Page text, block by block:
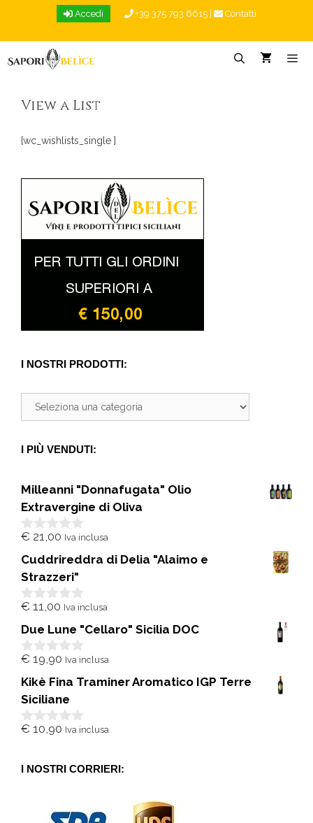
Accedi +39 375 793 6615 Contatti
View a List
[wc_wishlists_single ]
I NOSTRI PRODOTTI:
I PIÙ VENDUTI:
Milleanni "Donnafugata" Olio
Extravergine di Oliva
0
u
5
€ 21,00 Iva inclusa
Cuddrireddra di Delia "Alaimo e
Strazzeri"
0
u
5
€ 11,00 Iva inclusa
Due Lune "Cellaro" Sicilia DOC
0
u
5
€ 19,90 Iva inclusa
Kikè Fina Traminer Aromatico IGP Terre
Siciliane
0
5
€ 10,90 Iva inclusa
I NOSTRI CORRIERI: